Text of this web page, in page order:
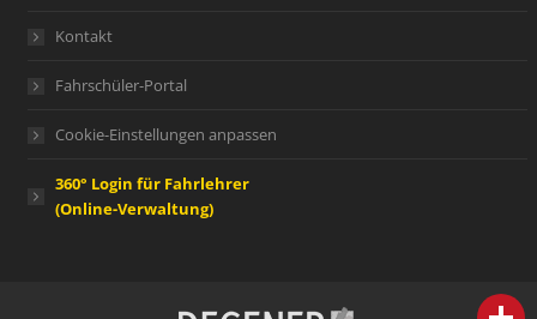
Kontakt
Fahrschüler-Portal
Cookie-Einstellungen anpassen
360° Login für Fahrlehrer
(Online-Verwaltung)
person IHR FACHBERATER